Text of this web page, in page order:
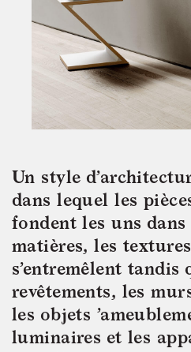
Un style
dans lequel les
fondent les uns dans
matières, les
s’entremêlent tandis
revêtements, les
les objets
luminaires et les